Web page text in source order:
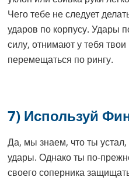
Чего тебе не следует
ударов по корпусу. Удары
силу, отнимают у тебя
перемещаться по рингу.
7) Используй
Да, мы знаем, что ты
удары. Однако ты по-
своего соперника